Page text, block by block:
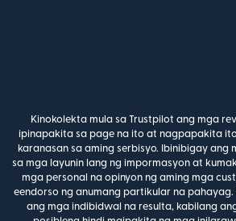
Kinokolekta mula sa Trustpilot ang mga
ipinapakita sa page na ito at nagpapakita
karanasan sa aming serbisyo. Ibinibigay ang
sa mga layunin lang ng impormasyon at
mga personal na opinyon ng aming mga
eendorso ng anumang partikular na
ang mga indibidwal na resulta, kabilang